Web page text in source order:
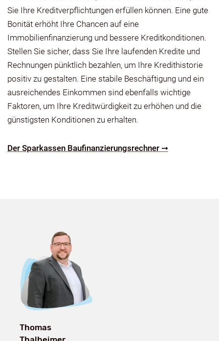
Sie Ihre Kreditverpflichtungen erfüllen können. Eine gute
Bonität erhöht Ihre Chancen auf eine
Immobilienfinanzierung und bessere Kreditkonditionen.
Stellen Sie sicher, dass Sie Ihre laufenden Kredite und
Rechnungen pünktlich bezahlen, um Ihre Kredithistorie
positiv zu gestalten. Eine stabile Beschäftigung und ein
ausreichendes Einkommen sind ebenfalls wichtige
Faktoren, um Ihre Kreditwürdigkeit zu erhöhen und die
günstigsten Konditionen zu erhalten.
Der Sparkassen Baufinanzierungsrechner ➞
Thomas